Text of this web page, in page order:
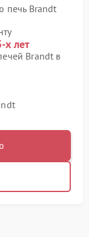
печь Brandt
х лет
Brandt в